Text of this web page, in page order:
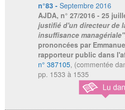
n°83 - Septembre 2016
AJDA, n° 27/2016 - 25
justifié d'un directeur de
insuffisance
prononcées par
rapporteur public dans
n° 387105, (commentée
pp. 1533 à 1535